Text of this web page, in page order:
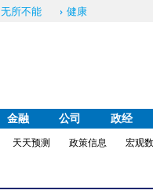
无所不能 健康
金融 公司 政经
天天预测 政策信息 宏观